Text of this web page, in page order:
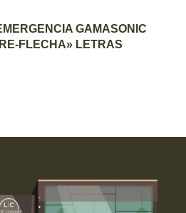
AL CARRITOGAMASONIC
FLECHA» LETRAS